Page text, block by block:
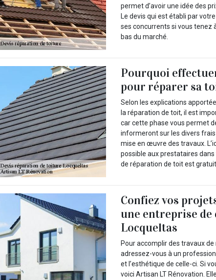
permet d’avoir une idée des
Le devis qui est établi par
ses concurrents si vous tenez
bas du marché.
Pourquoi
pour réparer sa
Selon les explications
la réparation de toit, il est
car cette phase vous permet
informeront sur les divers
mise en œuvre des travaux.
possible aux prestataires
de réparation de toit est
Confiez vos
une entreprise
Locqueltas
Pour accomplir des travaux
adressez-vous à un
et l’esthétique de celle-ci. Si
voici Artisan LT Rénovation.